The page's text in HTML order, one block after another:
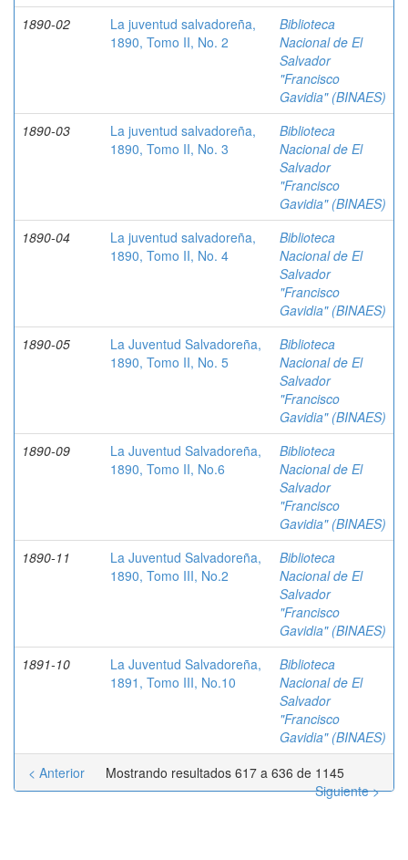
1890-02
La juventud salvadoreña,
1890, Tomo II, No. 2
Biblioteca
Nacional de El
Salvador
"Francisco
Gavidia" (BINAES)
1890-03
La juventud salvadoreña,
1890, Tomo II, No. 3
Biblioteca
Nacional de El
Salvador
"Francisco
Gavidia" (BINAES)
1890-04
La juventud salvadoreña,
1890, Tomo II, No. 4
Biblioteca
Nacional de El
Salvador
"Francisco
Gavidia" (BINAES)
1890-05
La Juventud Salvadoreña,
1890, Tomo II, No. 5
Biblioteca
Nacional de El
Salvador
"Francisco
Gavidia" (BINAES)
1890-09
La Juventud Salvadoreña,
1890, Tomo II, No.6
Biblioteca
Nacional de El
Salvador
"Francisco
Gavidia" (BINAES)
1890-11
La Juventud Salvadoreña,
1890, Tomo III, No.2
Biblioteca
Nacional de El
Salvador
"Francisco
Gavidia" (BINAES)
1891-10
La Juventud Salvadoreña,
1891, Tomo III, No.10
Biblioteca
Nacional de El
Salvador
"Francisco
Gavidia" (BINAES)
Mostrando resultados 617 a 636 de 1145
< Anterior
Siguiente >